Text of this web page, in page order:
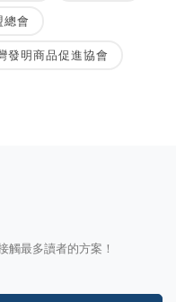
總會
發明商品促進協會
觸最多讀者的方案！